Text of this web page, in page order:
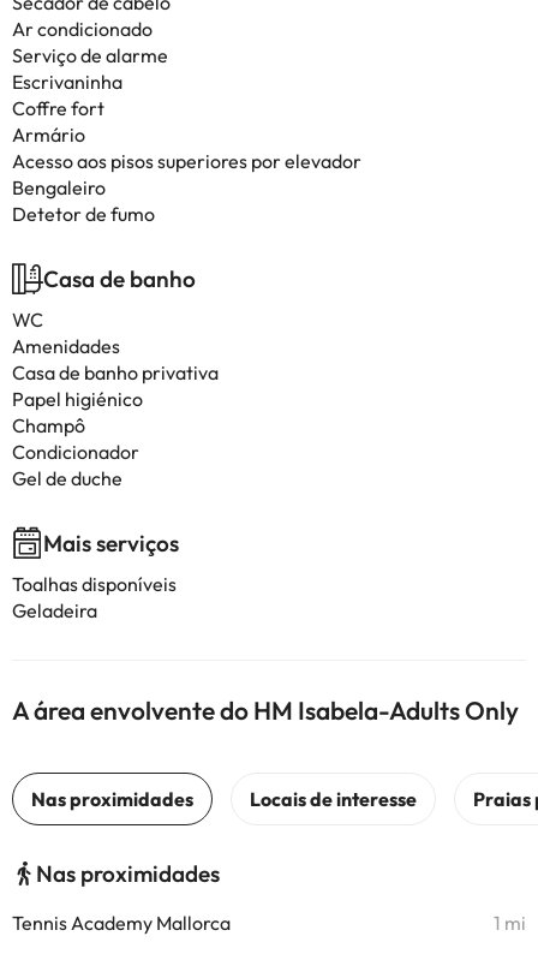
Ar condicionado
Serviço de alarme
Escrivaninha
Coffre fort
Armário
Acesso aos pisos superiores por elevador
Bengaleiro
Detetor de fumo
Casa de banho
WC
Amenidades
Casa de banho privativa
Papel higiénico
Champô
Condicionador
Gel de duche
Mais serviços
Toalhas disponíveis
Geladeira
A área envolvente do HM Isabela-Adults Only
Nas proximidades
Tennis Academy Mallorca 1 mi